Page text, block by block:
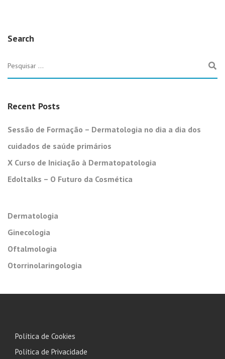
Search
Recent Posts
Sessão de Formação – Dermatologia no dia a dia dos
cuidados de saúde primários
X Curso de Iniciação à Dermatopatologia
Edoltalks – O Futuro da Cosmética
Dermatologia
Ginecologia
Oftalmologia
Otorrinolaringologia
Política de Cookies
Política de Privacidade